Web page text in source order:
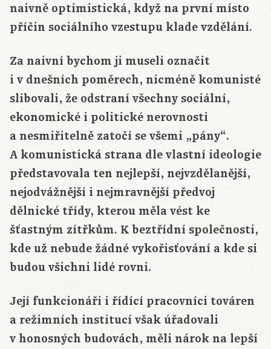
naivně optimistická, když na první místo
příčin sociálního vzestupu klade vzdělání.
Za naivní bychom ji museli označit
i v dnešních poměrech, nicméně komunisté
slibovali, že odstraní všechny sociální,
ekonomické i politické nerovnosti
a nesmiřitelně zatočí se všemi „pány“.
A komunistická strana dle vlastní ideologie
představovala ten nejlepší, nejvzdělanější,
nejodvážnější i nejmravnější předvoj
dělnické třídy, kterou měla vést ke
šťastným zítřkům. K beztřídní společnosti,
kde už nebude žádné vykořisťování a kde si
budou všichni lidé rovni.
Její funkcionáři i řídící pracovníci továren
a režimních institucí však úřadovali
v honosných budovách, měli nárok na lepší